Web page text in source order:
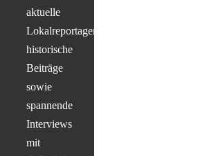
aktuelle
Lokalreportagen,
historische
Beiträge
sowie
spannende
Interviews
mit